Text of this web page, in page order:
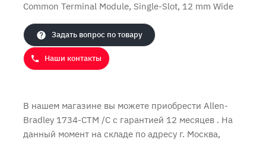
Common Terminal Module, Single-Slot, 12 mm Wide
Задать вопрос по товару
Наши контакты
В нашем магазине вы можете приобрести Allen-
Bradley 1734-CTM /C с гарантией 12 месяцев . На
данный момент на складе по адресу г. Москва,